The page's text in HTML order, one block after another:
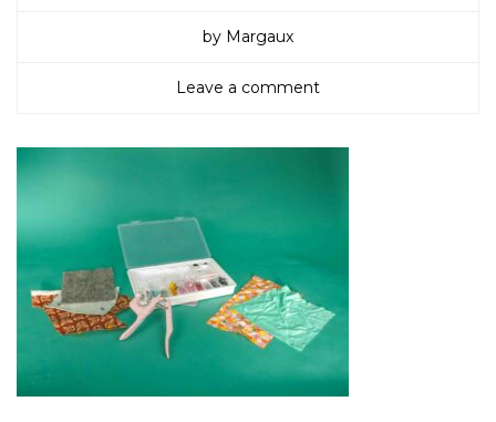
by Margaux
Leave a comment